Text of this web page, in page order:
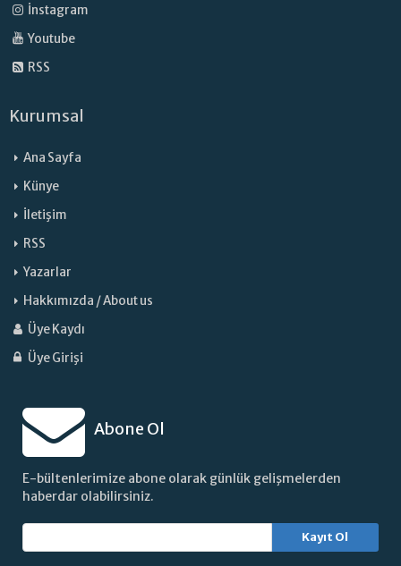
İnstagram
Youtube
RSS
Kurumsal
Ana Sayfa
Künye
İletişim
RSS
Yazarlar
Hakkımızda / About us
Üye Kaydı
Üye Girişi
Abone Ol
E-bültenlerimize abone olarak günlük gelişmelerden
haberdar olabilirsiniz.
Kayıt Ol